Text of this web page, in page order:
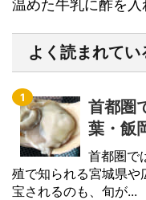
温めた牛乳に酢を
よく読まれてい
首都圏
葉・飯
首都圏で
殖で知られる宮城県や
宝されるのも、旬が...